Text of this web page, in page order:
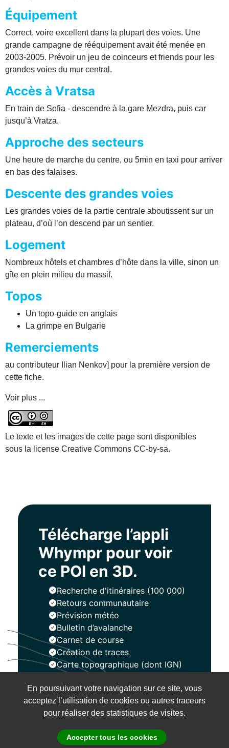
Équipement
Correct, voire excellent dans la plupart des voies. Une
grande campagne de rééquipement avait été menée en
2003-2005. Prévoir un jeu de coinceurs et friends pour les
grandes voies du mur central.
Accès à Vratsa
En train de Sofia - descendre à la gare Mezdra, puis car
jusqu’à Vratza.
Approche des secteurs
Une heure de marche du centre, ou 5min en taxi pour arriver
en bas des falaises.
Descente des grandes voies
Les grandes voies de la partie centrale aboutissent sur un
plateau, d’où l’on descend par un sentier.
Logement
Nombreux hôtels et chambres d’hôte dans la ville, sinon un
gîte en plein milieu du massif.
Topos
Un topo-guide en anglais
La grimpe en Bulgarie
Remerciements
au contributeur Ilian Nenkov] pour la première version de
cette fiche.
Voir plus ...
Le texte et les images de cette page sont disponibles
sous la license Creative Commons CC-by-sa.
Télécharge l’appli
Whympr pour voir
ce POI en 3D.
Recherche d'itinéraires (100 000)
Retours communautaire
Prévision météo
Bulletin d’avalanche
Carnet de course
Création de traces
Carte topographique (dont IGN)
Installer
En poursuivant votre navigation sur ce site, vous
acceptez l’utilisation de cookies ou autres traceurs
pour réaliser des statistiques de visites.
Accepter tous les cookies